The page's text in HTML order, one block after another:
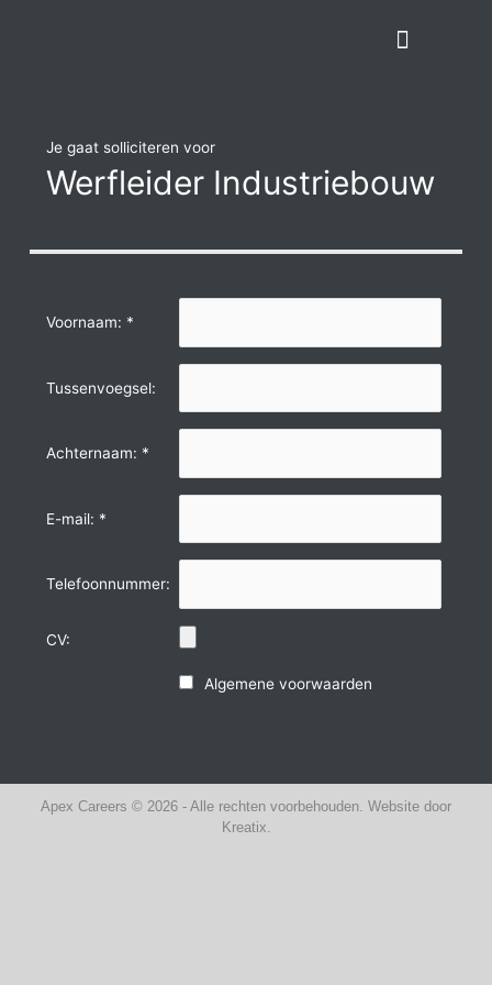
Je gaat solliciteren voor
Werfleider Industriebouw
Voornaam: *
Tussenvoegsel:
Achternaam: *
E-mail: *
Telefoonnummer:
CV:
Algemene voorwaarden
Apex Careers © 2026 - Alle rechten voorbehouden. Website door
Kreatix.